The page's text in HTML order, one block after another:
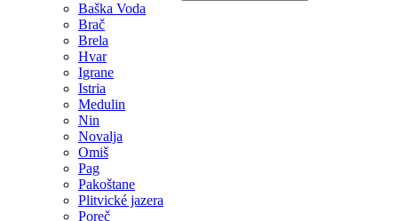
Baška Voda
Brač
Brela
Hvar
Igrane
Istria
Medulin
Nin
Novalja
Omiš
Pag
Pakoštane
Plitvické jazera
Poreč